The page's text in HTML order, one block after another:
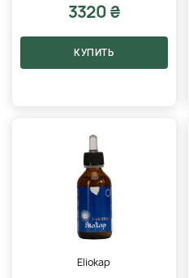
3320 ₴
КУПИТЬ
Eliokap